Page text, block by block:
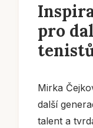
pro
Mirka
další
talent a